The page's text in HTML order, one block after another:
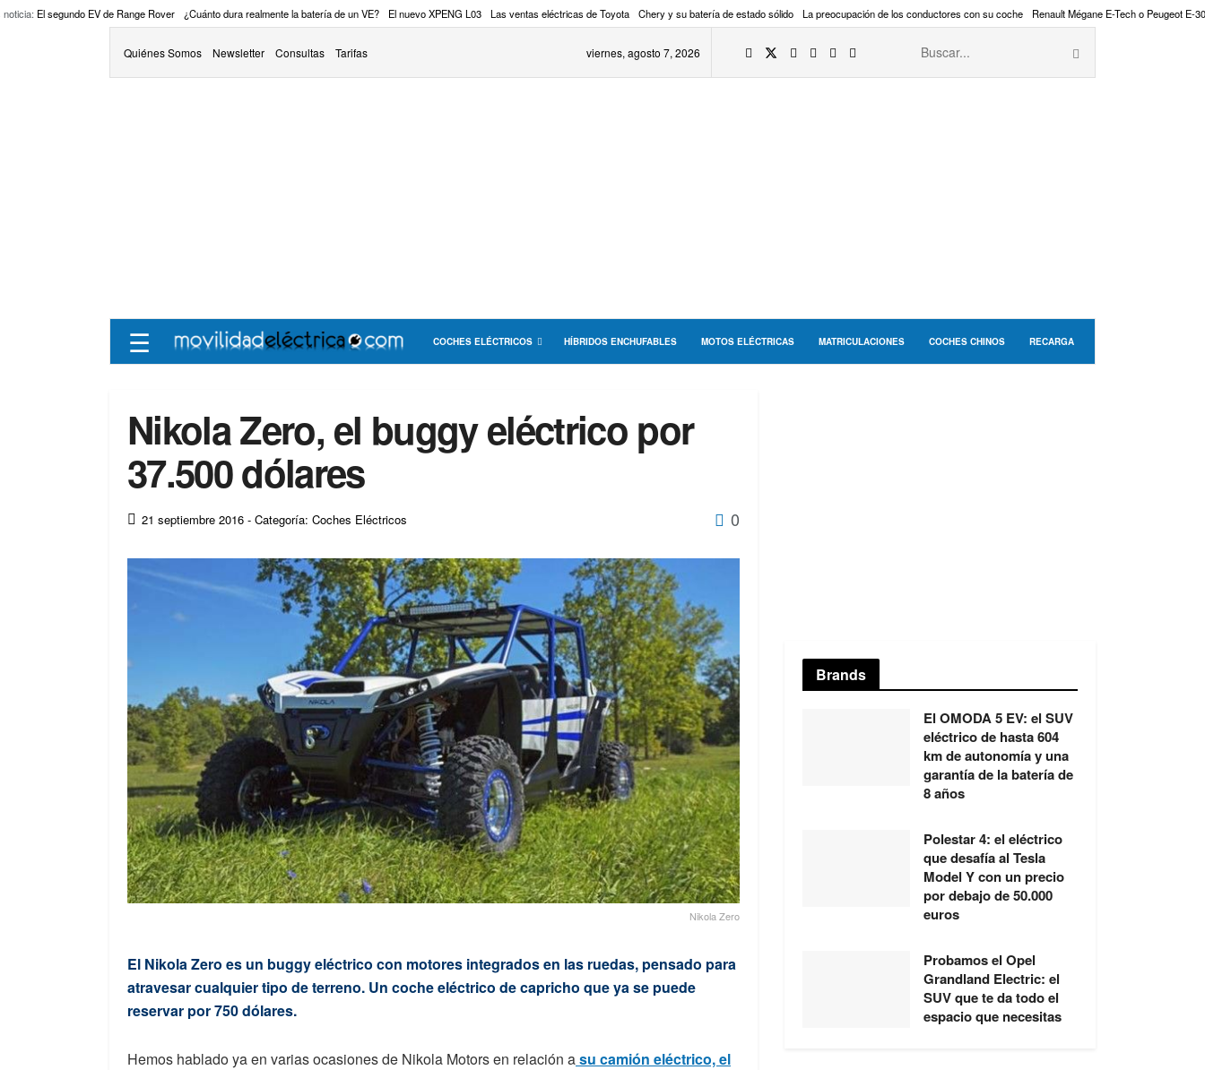
noticia: El segundo EV de Range Rover ¿Cuánto dura realmente la batería de un VE? El nuevo XPENG L03 Las ventas eléctricas de Toyota Chery y su batería de estado sólido La preocupación de los conductores con su coche Renault Mégane E-Tech o Peugeot E-
Quiénes Somos Newsletter Consultas Tarifas viernes, agosto 7, 2026
☰ COCHES ELÉCTRICOS HÍBRIDOS ENCHUFABLES MOTOS ELÉCTRICAS MATRICULACIONES COCHES CHINOS RECARGA
Nikola Zero, el buggy eléctrico por
37.500 dólares
21 septiembre 2016 - Categoría: Coches Eléctricos 0
Nikola Zero
El Nikola Zero es un buggy eléctrico con motores integrados en las ruedas, pensado para
atravesar cualquier tipo de terreno. Un coche eléctrico de capricho que ya se puede
reservar por 750 dólares.
Hemos hablado ya en varias ocasiones de Nikola Motors en relación asu camión eléctrico, el
Brands
El OMODA 5 EV: el SUV
eléctrico de hasta 604
km de autonomía y una
garantía de la batería de
8 años
Polestar 4: el eléctrico
que desafía al Tesla
Model Y con un precio
por debajo de 50.000
euros
Probamos el Opel
Grandland Electric: el
SUV que te da todo el
espacio que necesitas